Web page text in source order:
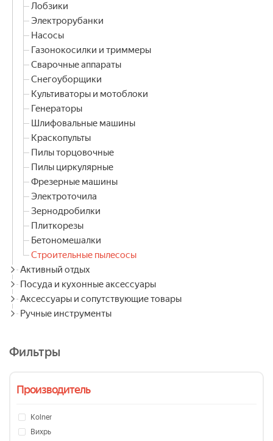
Лобзики
Электрорубанки
Насосы
Газонокосилки и триммеры
Сварочные аппараты
Снегоуборщики
Культиваторы и мотоблоки
Генераторы
Шлифовальные машины
Краскопульты
Пилы торцовочные
Пилы циркулярные
Фрезерные машины
Электроточила
Зернодробилки
Плиткорезы
Бетономешалки
Строительные пылесосы
Активный отдых
Посуда и кухонные аксессуары
Аксессуары и сопутствующие товары
Ручные инструменты
Фильтры
Производитель
Kolner
Вихрь